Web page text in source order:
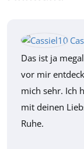
Das ist ja
vor mir
mich sehr. Ich
mit deinen
Ruhe.